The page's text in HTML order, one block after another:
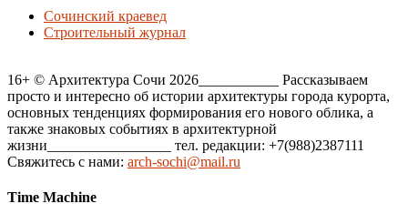
Сочинский краевед
Строительный журнал
16+ © Архитектура Сочи 2026___________ Рассказываем
просто и интересно об истории архитектуры города курорта,
основных тенденциях формирования его нового облика, а
также знаковых событиях в архитектурной
жизни_________________ тел. редакции: +7(988)2387111
Свяжитесь с нами: arch-sochi@mail.ru
Time Machine